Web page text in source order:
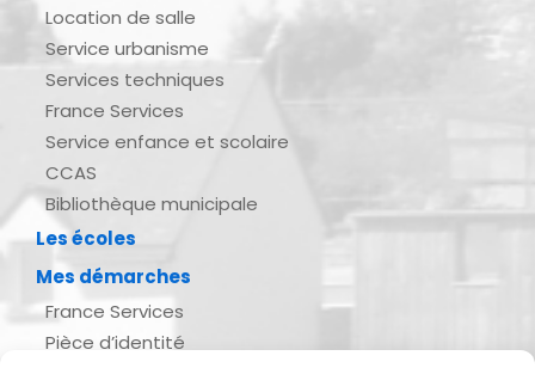
Location de salle
Service urbanisme
Services techniques
France Services
Service enfance et scolaire
CCAS
Bibliothèque municipale
Les écoles
Mes démarches
France Services
Pièce d’identité